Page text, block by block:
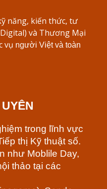
năng, kiến thức, tư
và Thương Mại
vụ người Việt và toàn
trong lĩnh vực
thị Kỹ thuật số.
như Moblile Day,
thảo tại các